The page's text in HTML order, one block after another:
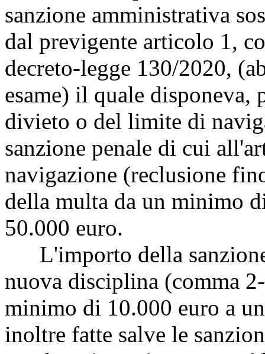
sanzione amministrativa
dal previgente articolo 1,
decreto-legge 130/2020,
esame) il quale disponeva,
divieto o del limite di
sanzione penale di cui
navigazione (reclusione
della multa da un minimo
50.000 euro.
L'importo della
nuova disciplina (comma 2-
minimo di 10.000 euro a
inoltre fatte salve le